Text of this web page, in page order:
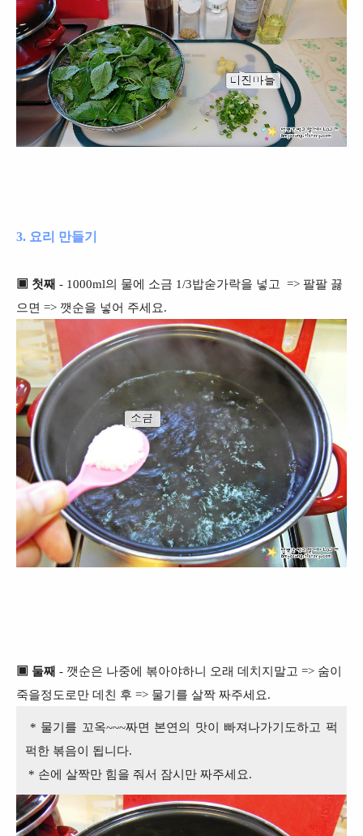
3. 요리 만들기
▣ 첫째 - 1000ml의 물에 소금 1/3밥숟가락을 넣고 => 팔팔 끓
으면 => 깻순을 넣어 주세요.
▣ 둘째 - 깻순은 나중에 볶아야하니 오래 데치지말고 => 숨이
죽을정도로만 데친 후 => 물기를 살짝 짜주세요.
* 물기를 꼬옥~~~짜면 본연의 맛이 빠져나가기도하고 퍽
퍽한 볶음이 됩니다.
* 손에 살짝만 힘을 줘서 잠시만 짜주세요.